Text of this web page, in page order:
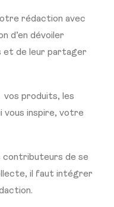
rédaction avec
d’en dévoiler
et de leur partager
produits, les
vous inspire, votre
de se
il faut intégrer